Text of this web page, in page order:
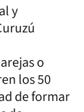
y
o
los 50
de formar